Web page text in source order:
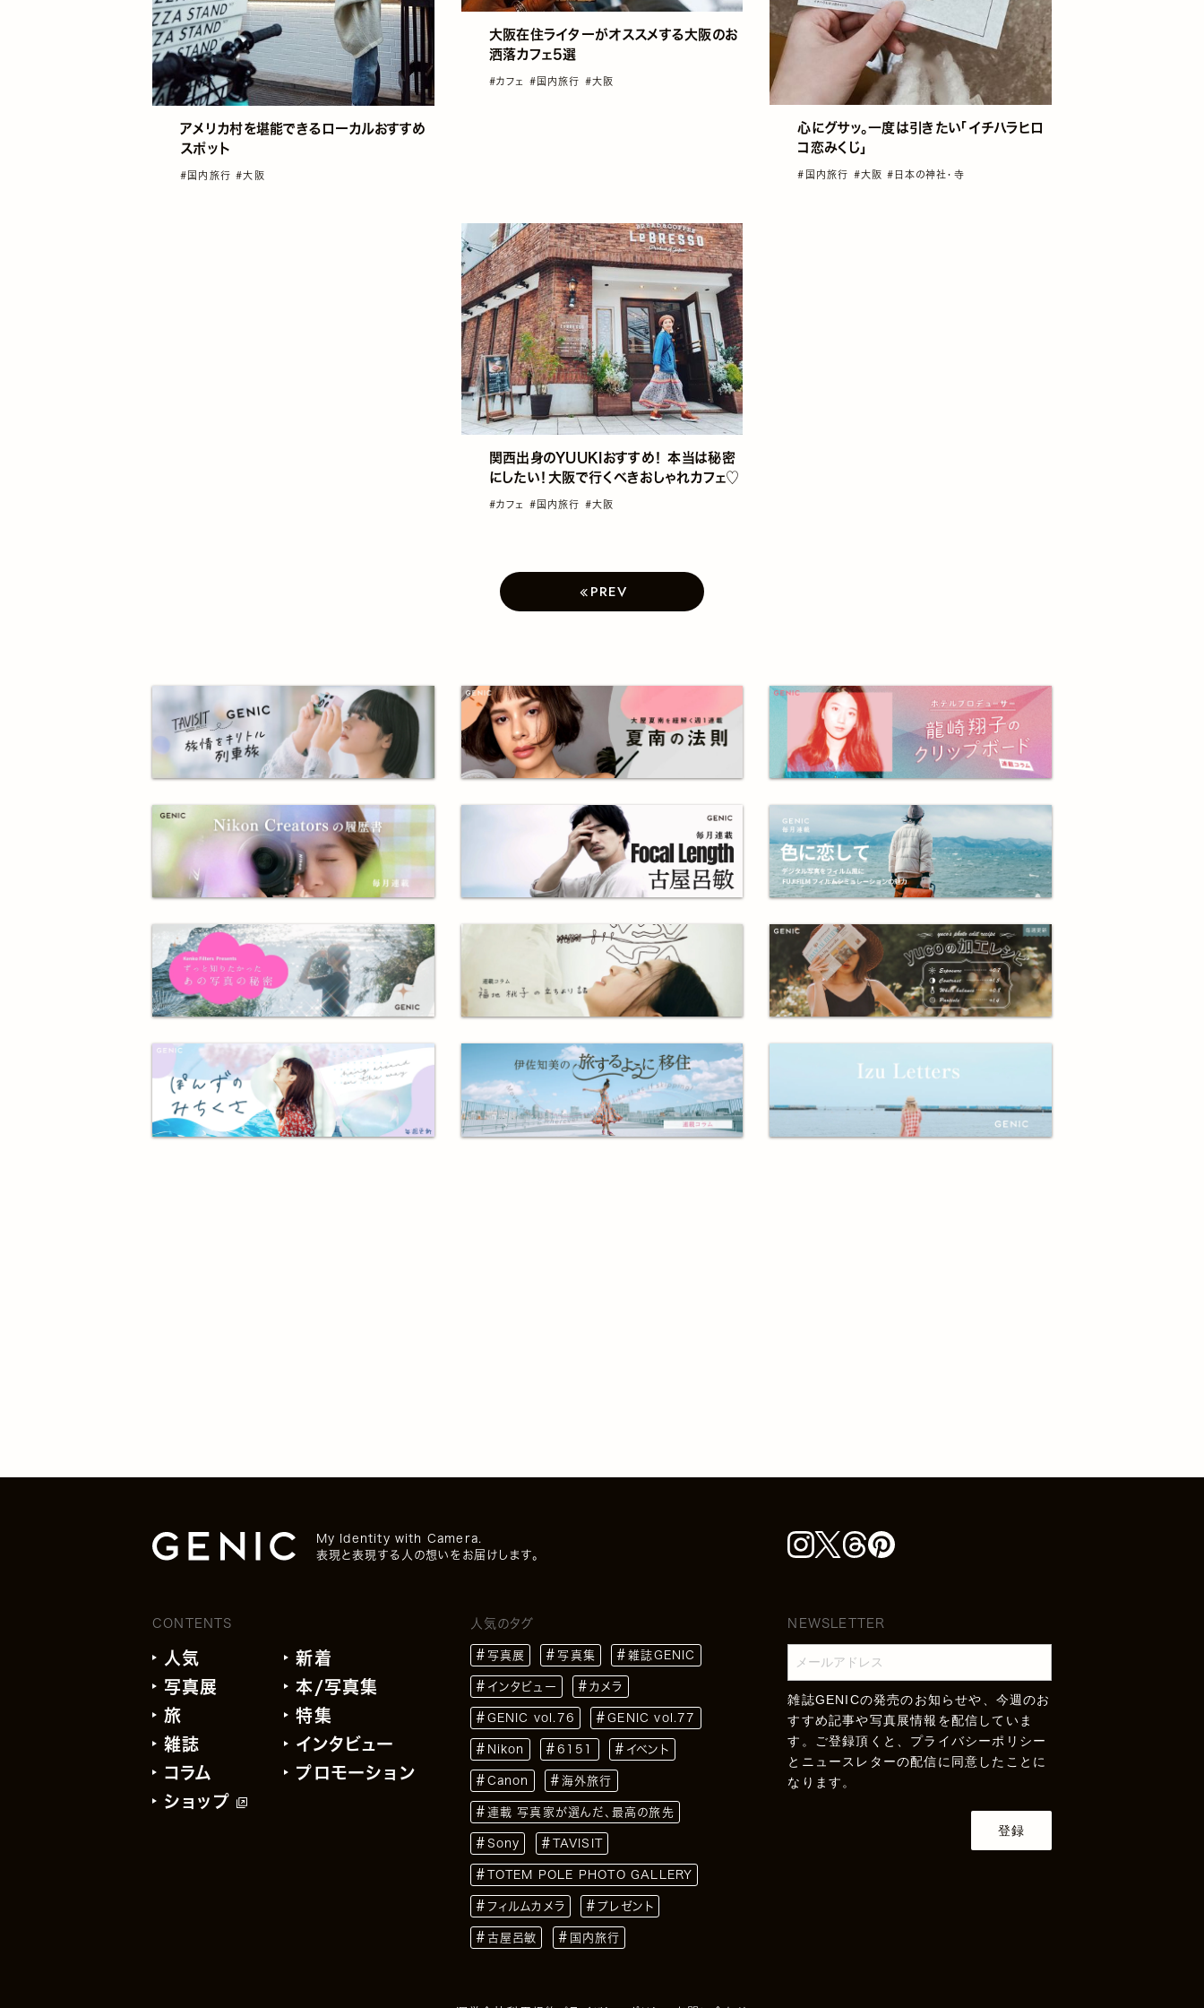
アメリカ村を堪能できるローカルおすすめ
スポット
#国内旅行#大阪
大阪在住ライターがオススメする大阪のお
洒落カフェ5選
#カフェ #国内旅行 #大阪
心にグサッ。一度は引きたい「イチハラヒロ
コ恋みくじ」
#国内旅行 #大阪#日本の神社・寺
関西出身のYUUKIおすすめ！ 本当は秘密
にしたい！大阪で行くべきおしゃれカフェ♡
#カフェ #国内旅行 #大阪
My Identity with Camera.
表現と表現する人の想いをお届けします。
NEWSLETTER
雑誌GENICの発売のお知らせや、今週のお
すすめ記事や写真展情報を配信していま
す。ご登録頂くと、 プライバシーポリシー
とニュースレターの配信に同意したことに
なります。
登録
CONTENTS
人気
新着
写真展
本/写真集
旅
特集
雑誌
インタビュー
コラム
プロモーション
ショップ
人気のタグ
写真展 写真集 雑誌GENIC
インタビュー カメラ
GENIC vol.76 GENIC vol.77
Nikon 6151 イベント
Canon 海外旅行
連載 写真家が選んだ、最高の旅先
Sony TAVISIT
TOTEM POLE PHOTO GALLERY
フィルムカメラ プレゼント
古屋呂敏 国内旅行